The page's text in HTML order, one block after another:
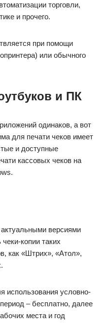
торговли,
и прочего.
при помощи
или обычного
и ПК
одинаков, а вот
для печати чеков имеет
и доступные
кассовых чеков на
версиями
копии таких
как «Штрих», «Атол»,
использования условно-
– бесплатно, далее
места и год